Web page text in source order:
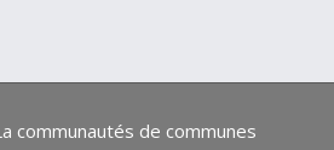
communautés de communes